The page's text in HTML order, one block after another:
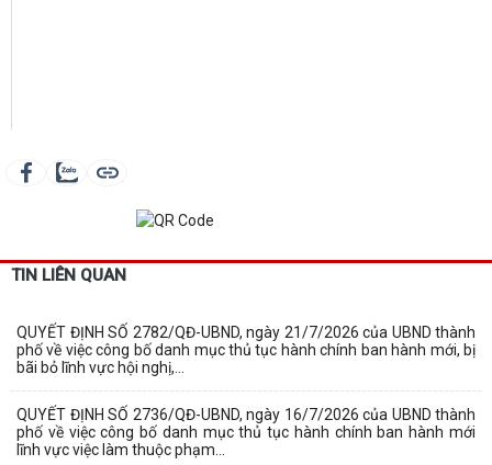
TIN LIÊN QUAN
QUYẾT ĐỊNH SỐ 2782/QĐ-UBND, ngày 21/7/2026 của UBND thành
phố về việc công bố danh mục thủ tục hành chính ban hành mới, bị
bãi bỏ lĩnh vực hội nghị,...
QUYẾT ĐỊNH SỐ 2736/QĐ-UBND, ngày 16/7/2026 của UBND thành
phố về việc công bố danh mục thủ tục hành chính ban hành mới
lĩnh vực việc làm thuộc phạm...